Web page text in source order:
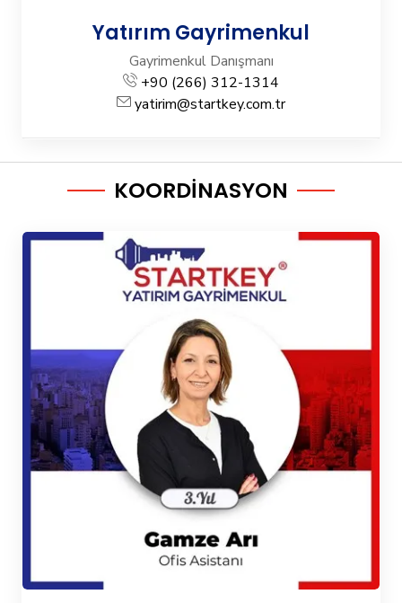
Yatırım Gayrimenkul
Gayrimenkul Danışmanı
+90 (266) 312-1314
yatirim@startkey.com.tr
KOORDİNASYON